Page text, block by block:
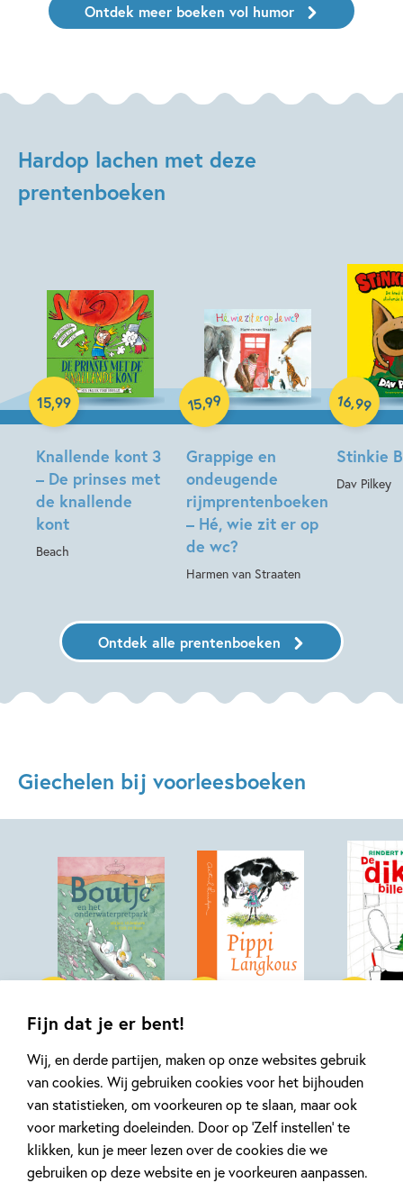
Fijn dat je er bent!
Wij, en derde partijen, maken op onze websites gebruik
van cookies. Wij gebruiken cookies voor het bijhouden
van statistieken, om voorkeuren op te slaan, maar ook
voor marketing doeleinden. Door op ‘Zelf instellen’ te
klikken, kun je meer lezen over de cookies die we
gebruiken op deze website en je voorkeuren aanpassen.
Voor fans vanAgent en Boef, en alle andere kinderen die
Ontdek meer boeken vol humor
Hardop lachen met deze
prentenboeken
Knallende kont 3
– De prinses met
de knallende
kont
Beach
15,99
Hardcover
Grappige en
ondeugende
rijmprentenboeken
– Hé, wie zit er op
de wc?
Harmen van Straaten
15,99
Hardcover
Stinkie
Dav Pilkey
16,99
Hardcover
Ontdek alle prentenboeken
Giechelen bij voorleesboeken
Boutje 2 – Boutje en
het
onderwaterpretpark
Mirjam Oldenhave, Rick de
Haas
Pippi Langkous –
Pippi Langkous
(Luxe editie)
Astrid Lindgren, Carl
Hollander
De dikke
Rindert
Annemarie